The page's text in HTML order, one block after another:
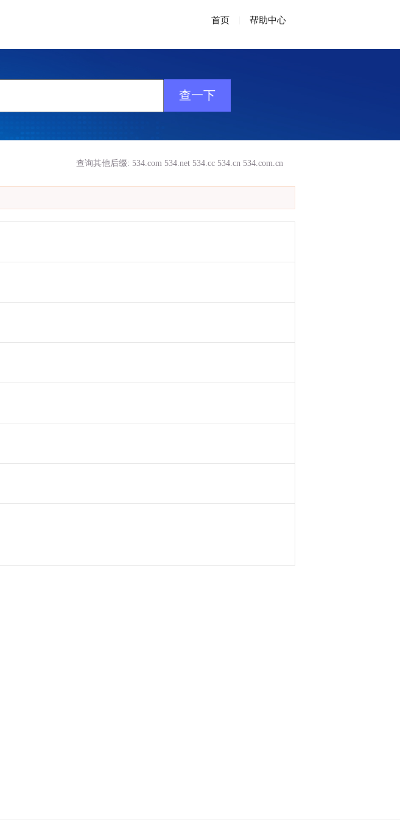
首页 帮助中心
查询其他后缀: 534.com 534.net 534.cc 534.cn 534.com.cn